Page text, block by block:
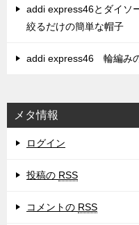
addi express46とダイソ
絞るだけの簡単な帽子
addi express46 輪編み
メタ情報
ログイン
投稿の RSS
コメントの RSS